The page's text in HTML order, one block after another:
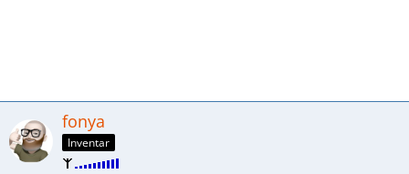
fonya
Inventar